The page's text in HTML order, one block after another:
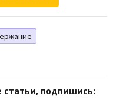
статьи, подпишись: